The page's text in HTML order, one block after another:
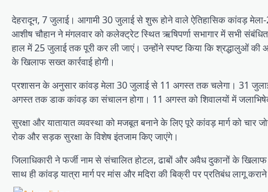
देहरादून, 7 जुलाई। आगामी 30 जुलाई से शुरू होने वाले ऐतिहासिक कांवड़
आशीष चौहान ने मंगलवार को कलेक्ट्रेट स्थित ऋषिपर्णा सभागार में सभी
हाल में 25 जुलाई तक पूरी कर ली जाएं। उन्होंने स्पष्ट किया कि श्रद्धालुओं की
के खिलाफ सख्त कार्रवाई होगी।
प्रशासन के अनुसार कांवड़ मेला 30 जुलाई से 11 अगस्त तक चलेगा। 31
अगस्त तक डाक कांवड़ का संचालन होगा। 11 अगस्त को शिवालयों में
सुरक्षा और यातायात व्यवस्था को मजबूत बनाने के लिए पूरे कांवड़ मार्ग को
रोक और सड़क सुरक्षा के विशेष इंतजाम किए जाएंगे।
जिलाधिकारी ने फर्जी नाम से संचालित होटल, ढाबों और अवैध दुकानों के खिलाफ
साथ ही कांवड़ यात्रा मार्ग पर मांस और मदिरा की बिक्री पर प्रतिबंध लागू